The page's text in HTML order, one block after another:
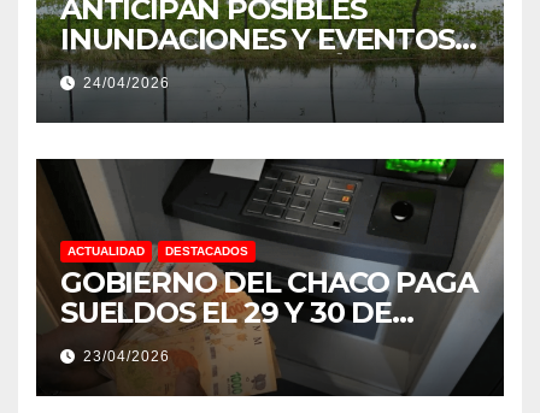
ANTICIPAN POSIBLES
INUNDACIONES Y EVENTOS
EXTREMOS: “PODRÍA SER UN
NIÑO MUY IMPORTANTE”
24/04/2026
ACTUALIDAD DESTACADOS
GOBIERNO DEL CHACO PAGA
SUELDOS EL 29 Y 30 DE
ABRIL, CON EL 2% DE
AUMENTO
23/04/2026